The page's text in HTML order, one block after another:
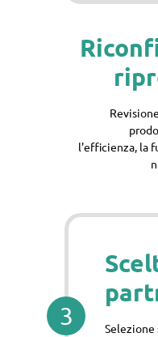
l'efficienza, la
3